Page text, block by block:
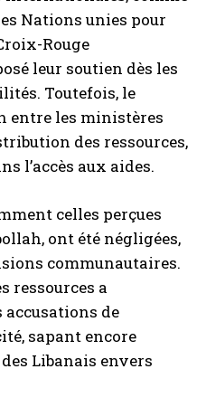
Nations unies pour
Rouge
leur soutien dès les
Toutefois, le
entre les ministères
des ressources,
l’accès aux aides.
celles perçues
ont été négligées,
communautaires.
ressources a
de
sapant encore
Libanais envers